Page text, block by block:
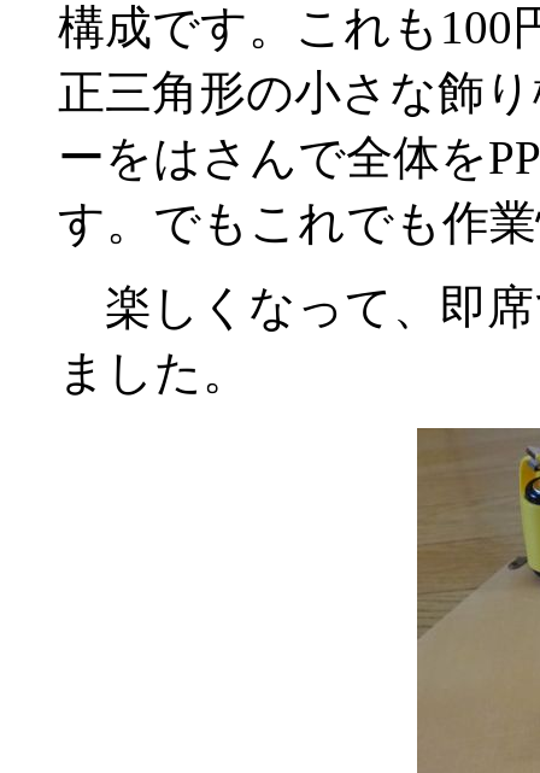
構成です。これも100
正三角形の小さな飾
ーをはさんで全体を
す。でもこれでも作
楽しくなって、即
ました。